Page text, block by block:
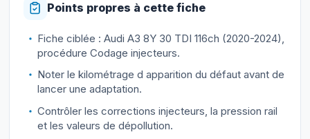
Points propres à cette fiche
Fiche ciblée : Audi A3 8Y 30 TDI 116ch (2020-2024),
procédure Codage injecteurs.
Noter le kilométrage d apparition du défaut avant de
lancer une adaptation.
Contrôler les corrections injecteurs, la pression rail
et les valeurs de dépollution.